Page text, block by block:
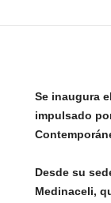
Se inaugura
impulsado
Desde su
Medinaceli,